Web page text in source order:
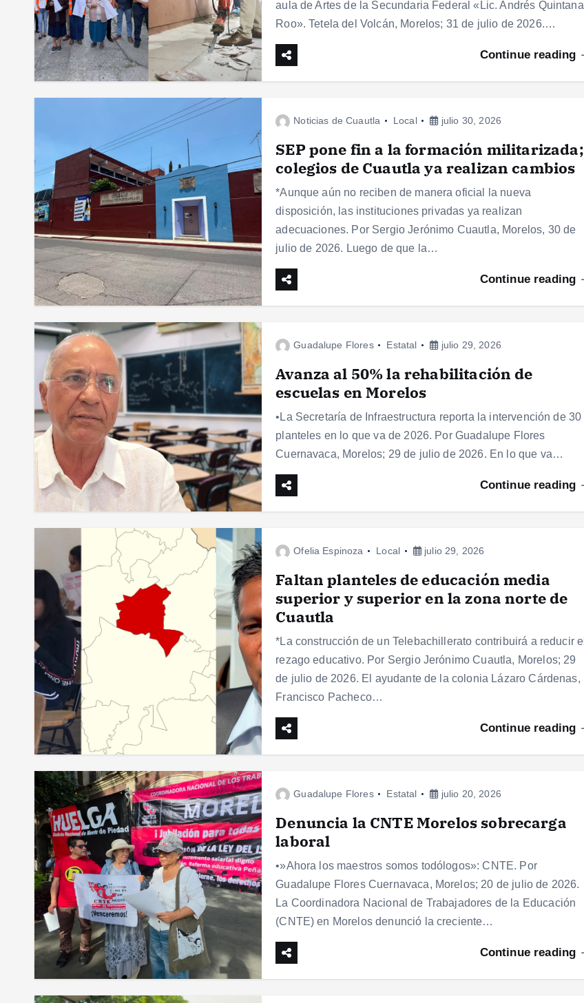
aula de Artes de la Secundaria Federal «Lic. Andrés Quintana
Roo». Tetela del Volcán, Morelos; 31 de julio de 2026.…
Continue reading
Noticias de Cuautla Local julio 30, 2026
SEP pone fin a la formación militarizada;
colegios de Cuautla ya realizan cambios
*Aunque aún no reciben de manera oficial la nueva
disposición, las instituciones privadas ya realizan
adecuaciones. Por Sergio Jerónimo Cuautla, Morelos, 30 de
julio de 2026. Luego de que la…
Continue reading
Guadalupe Flores Estatal julio 29, 2026
Avanza al 50% la rehabilitación de
escuelas en Morelos
•La Secretaría de Infraestructura reporta la intervención de 30
planteles en lo que va de 2026. Por Guadalupe Flores
Cuernavaca, Morelos; 29 de julio de 2026. En lo que va…
Continue reading
Ofelia Espinoza Local julio 29, 2026
Faltan planteles de educación media
superior y superior en la zona norte de
Cuautla
*La construcción de un Telebachillerato contribuirá a reducir el
rezago educativo. Por Sergio Jerónimo Cuautla, Morelos; 29
de julio de 2026. El ayudante de la colonia Lázaro Cárdenas,
Francisco Pacheco…
Continue reading
Guadalupe Flores Estatal julio 20, 2026
Denuncia la CNTE Morelos sobrecarga
laboral
•»Ahora los maestros somos todólogos»: CNTE. Por
Guadalupe Flores Cuernavaca, Morelos; 20 de julio de 2026.
La Coordinadora Nacional de Trabajadores de la Educación
(CNTE) en Morelos denunció la creciente…
Continue reading